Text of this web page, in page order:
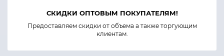
СКИДКИ ОПТОВЫМ ПОКУПАТЕЛЯМ!
Предоставляем скидки от объема а также торгующим
клиентам.